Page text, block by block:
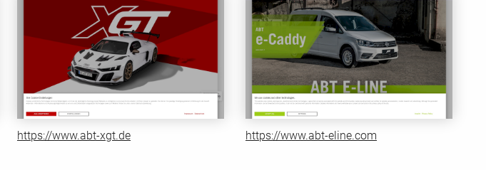
https://www.abt-xgt.de https://www.abt-eline.com